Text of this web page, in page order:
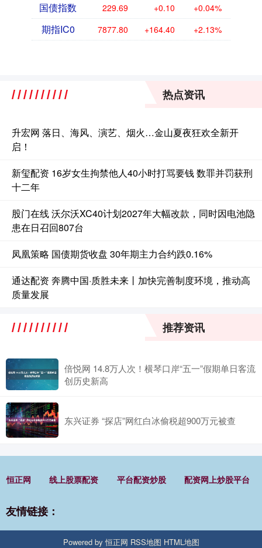
国债指数 229.69 +0.10 +0.04%
期指IC0 7877.80 +164.40 +2.13%
热点资讯
升宏网 落日、海风、演艺、烟火…金山夏夜狂欢全新开
启！
新玺配资 16岁女生拘禁他人40小时打骂要钱 数罪并罚获刑
十二年
股门在线 沃尔沃XC40计划2027年大幅改款，同时因电池隐
患在日召回807台
凤凰策略 国债期货收盘 30年期主力合约跌0.16%
通达配资 奔腾中国·质胜未来丨加快完善制度环境，推动高
质量发展
推荐资讯
倍悦网 14.8万人次！横琴口岸“五一”假期单日客流
创历史新高
东兴证券 “探店”网红白冰偷税超900万元被查
恒正网 线上股票配资 平台配资炒股 配资网上炒股平台
友情链接：
Powered by恒正网 RSS地图 HTML地图